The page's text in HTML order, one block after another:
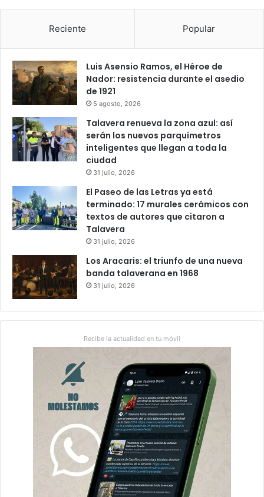
Reciente Popular
Luis Asensio Ramos, el Héroe de
Nador: resistencia durante el asedio
de 1921
5 agosto, 2026
Talavera renueva la zona azul: así
serán los nuevos parquímetros
inteligentes que llegan a toda la
ciudad
31 julio, 2026
El Paseo de las Letras ya está
terminado: 17 murales cerámicos con
textos de autores que citaron a
Talavera
31 julio, 2026
Los Aracaris: el triunfo de una nueva
banda talaverana en 1968
31 julio, 2026
Recibe la actualidad en tu móvil